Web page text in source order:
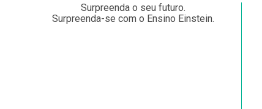
Surpreenda o seu futuro.
Surpreenda-se com o Ensino Einstein.